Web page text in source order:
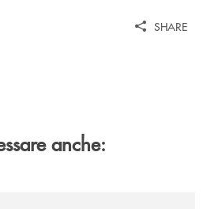
SHARE
anche: